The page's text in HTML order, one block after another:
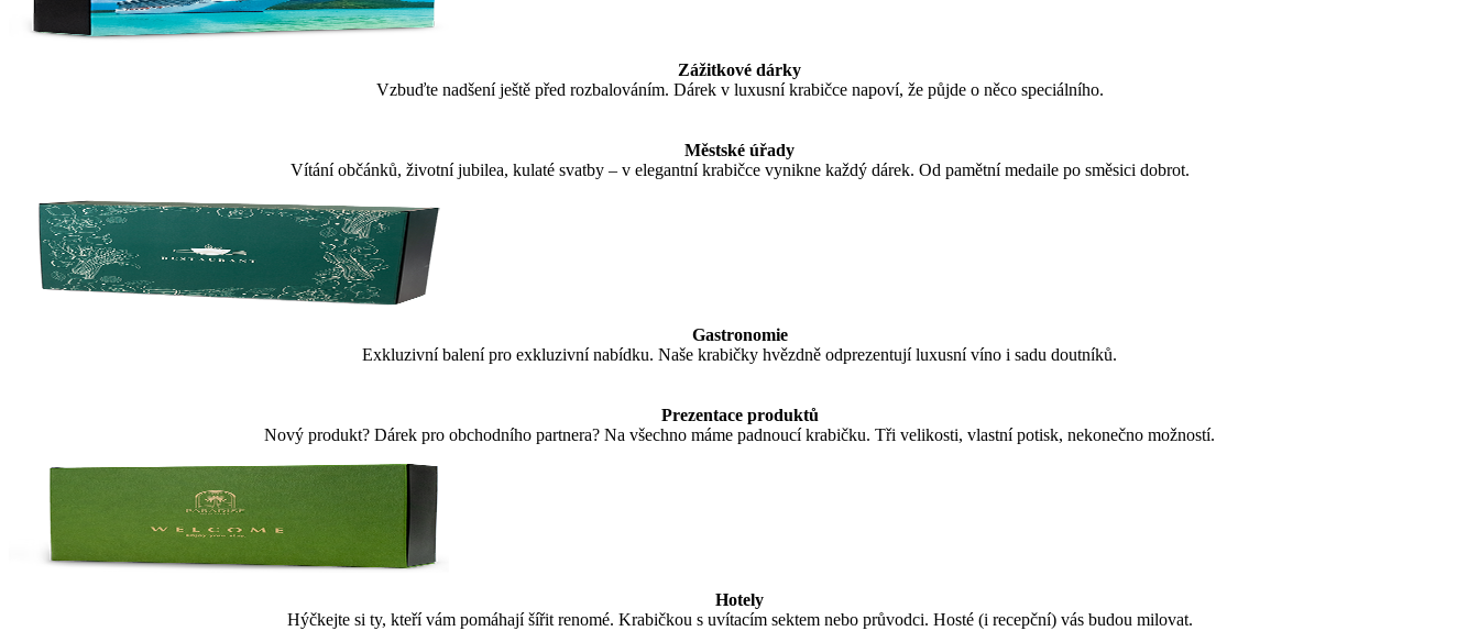
Zážitkové dárky
Vzbuďte nadšení ještě před rozbalováním. Dárek v luxusní krabičce napoví, že půjde o něco speciálního.
Městské úřady
Vítání občánků, životní jubilea, kulaté svatby – v elegantní krabičce vynikne každý dárek. Od pamětní medaile po směsici dobrot.
Gastronomie
Exkluzivní balení pro exkluzivní nabídku. Naše krabičky hvězdně odprezentují luxusní víno i sadu doutníků.
Prezentace produktů
Nový produkt? Dárek pro obchodního partnera? Na všechno máme padnoucí krabičku. Tři velikosti, vlastní potisk, nekonečno možností.
Hotely
Hýčkejte si ty, kteří vám pomáhají šířit renomé. Krabičkou s uvítacím sektem nebo průvodci. Hosté (i recepční) vás budou milovat.